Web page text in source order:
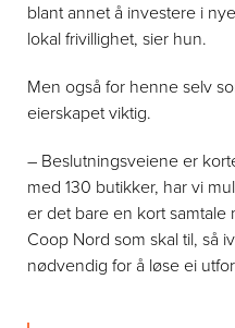
blant annet å investere i
lokal frivillighet, sier hun.
Men også for henne selv
eierskapet viktig.
– Beslutningsveiene er
med 130 butikker, har vi
er det bare en kort
Coop Nord som skal til, så
nødvendig for å løse ei